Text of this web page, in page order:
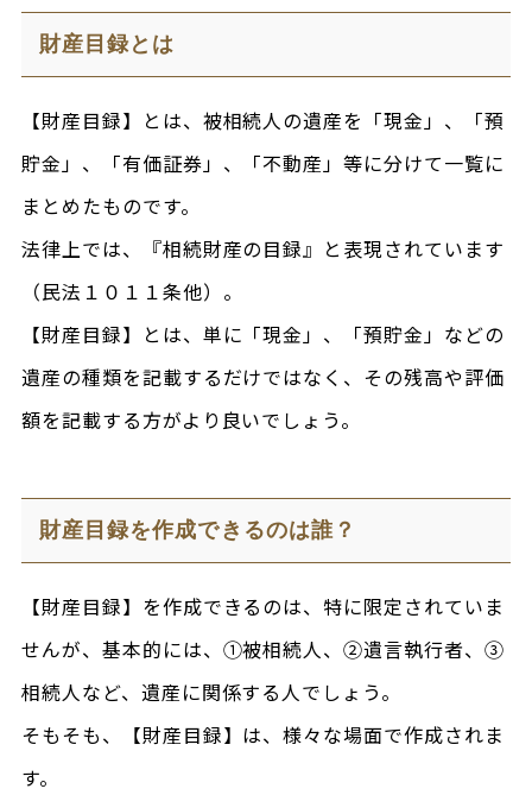
財産目録とは
【財産目録】とは、被相続人の遺産を「現金」、「預
貯金」、「有価証券」、「不動産」等に分けて一覧に
まとめたものです。
法律上では、『相続財産の目録』と表現されています
（民法１０１１条他）。
【財産目録】とは、単に「現金」、「預貯金」などの
遺産の種類を記載するだけではなく、その残高や評価
額を記載する方がより良いでしょう。
財産目録を作成できるのは誰？
【財産目録】を作成できるのは、特に限定されていま
せんが、基本的には、①被相続人、②遺言執行者、③
相続人など、遺産に関係する人でしょう。
そもそも、【財産目録】は、様々な場面で作成されま
す。